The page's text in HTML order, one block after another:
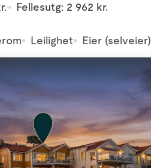
Fellesutg: 2 962 kr.
Leilighet Eier (selveier)